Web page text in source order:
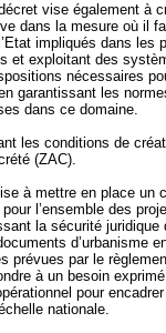
vise également à
dans la mesure où il
impliqués dans les
et exploitant des
nécessaires
garantissant les
dans ce domaine.
les conditions de
(ZAC).
à mettre en place un
l’ensemble des
la sécurité juridique
d’urbanisme
prévues par le
à un besoin
pour
nationale.